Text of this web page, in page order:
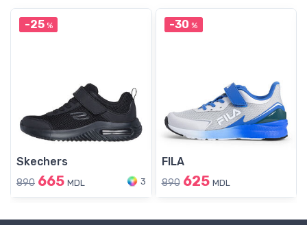
-25%
Skechers
890 665 MDL 3
-30 %
FILA
890 625 MDL